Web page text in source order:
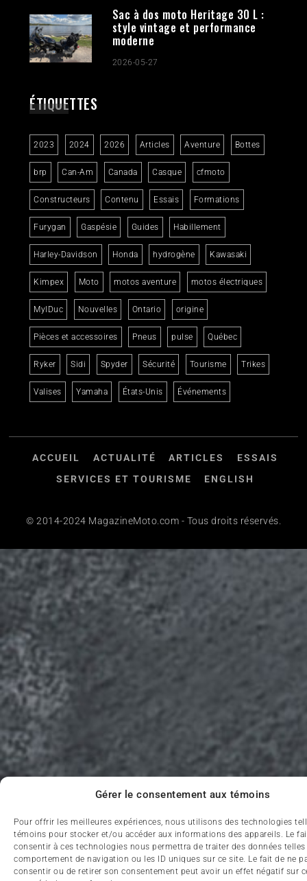
Gérer le consentement aux témoins
Pour offrir les meilleures expériences, nous utilisons des technologies
témoins pour stocker et/ou accéder aux informations des appareils. Le
consentir à ces technologies nous permettra de traiter des données telles
comportement de navigation ou les ID uniques sur ce site. Le fait de ne
consentir ou de retirer son consentement peut avoir un effet négatif sur
Sac à dos moto Heritage 30 L :
style vintage et performance
moderne
2026-05-27
ÉTIQUETTES
2023 2024 2026 Articles Aventure Bottes
brp Can-Am Canada Casque cfmoto
Constructeurs Contenu Essais Formations
Furygan Gaspésie Guides Habillement
Harley-Davidson Honda hydrogène Kawasaki
Kimpex Moto motos aventure motos électriques
MylDuc Nouvelles Ontario origine
Pièces et accessoires Pneus pulse Québec
Ryker Sidi Spyder Sécurité Tourisme Trikes
Valises Yamaha États-Unis Événements
ACCUEIL ACTUALITÉ ARTICLES
ESSAIS
SERVICES ET TOURISME
ENGLISH
© 2014-2024 MagazineMoto.com - Tous droits réservés.